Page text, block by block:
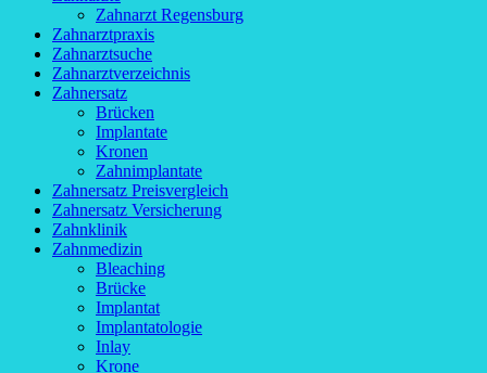
Zahnarzt Regensburg
Zahnarztpraxis
Zahnarztsuche
Zahnarztverzeichnis
Zahnersatz
Brücken
Implantate
Kronen
Zahnimplantate
Zahnersatz Preisvergleich
Zahnersatz Versicherung
Zahnklinik
Zahnmedizin
Bleaching
Brücke
Implantat
Implantatologie
Inlay
Krone